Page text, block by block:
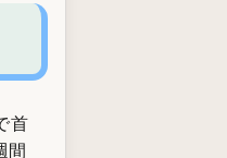
首
間